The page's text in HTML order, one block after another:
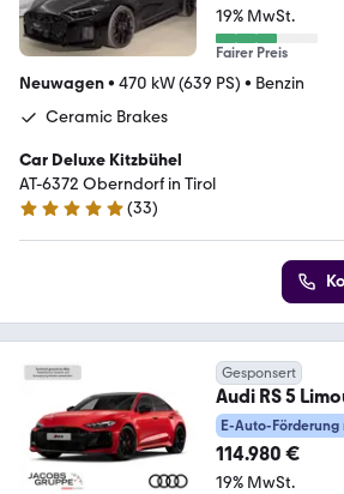
19% MwSt.
Fairer Preis
Neuwagen• 470 kW (639 PS) • Benzin
Ceramic Brakes
Car Deluxe Kitzbühel
AT-6372 Oberndorf in Tirol
4.8 Sterne
(33)
Gesponsert
Audi RS 5
quattro RS
E-Auto-
114.980 €
19% MwSt.